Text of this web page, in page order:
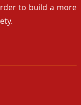
to build a more